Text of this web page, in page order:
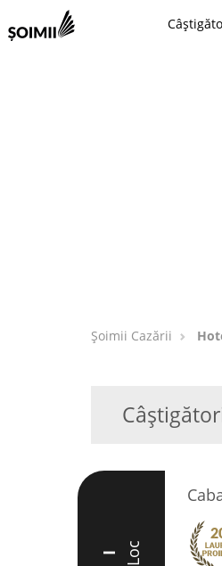
Șoimii Cazării
I Loc